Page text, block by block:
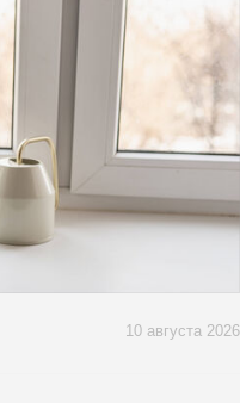
10 августа 2026